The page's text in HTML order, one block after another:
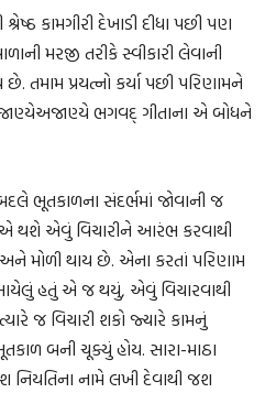
શ્રેષ્ઠ કામગીરી દેખાડી દીધા પછી પણ
મરજી તરીકે સ્વીકારી લેવાની
તમામ પ્રયત્નો કર્યા પછી પરિણામને
જાણ્યેઅજાણ્યે ભગવદ્ ગીતાના એ બોધને
ભૂતકાળના સંદર્ભમાં જોવાની જ
થશે એવું વિચારીને આરંભ કરવાથી
મોળી થાય છે. એના કરતાં પરિણામ
હતું એ જ થયું, એવું વિચારવાથી
જ વિચારી શકો જ્યારે કામનું
બની ચૂક્યું હોય. સારા-માઠા
નામે લખી દેવાથી જશ